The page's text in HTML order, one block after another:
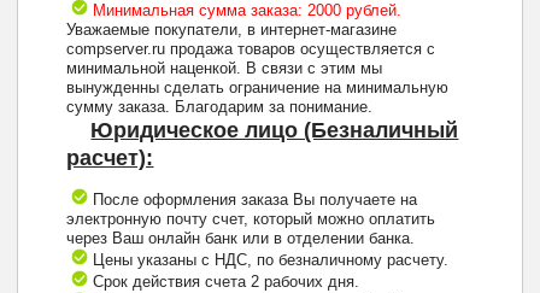
Минимальная сумма заказа: 2000 рублей.
Уважаемые покупатели, в интернет-магазине
compserver.ru продажа товаров осуществляется с
минимальной наценкой. В связи с этим мы
вынужденны сделать ограничение на минимальную
сумму заказа. Благодарим за понимание.
Юридическое лицо (Безналичный
расчет):
После оформления заказа Вы получаете на
электронную почту счет, который можно оплатить
через Ваш онлайн банк или в отделении банка.
Цены указаны с НДС, по безналичному расчету.
Срок действия счета 2 рабочих дня.